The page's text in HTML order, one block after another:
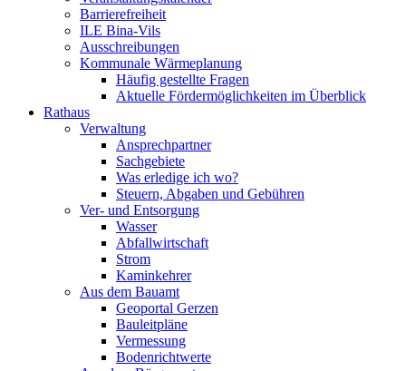
Barrierefreiheit
ILE Bina-Vils
Ausschreibungen
Kommunale Wärmeplanung
Häufig gestellte Fragen
Aktuelle Fördermöglichkeiten im Überblick
Rathaus
Verwaltung
Ansprechpartner
Sachgebiete
Was erledige ich wo?
Steuern, Abgaben und Gebühren
Ver- und Entsorgung
Wasser
Abfallwirtschaft
Strom
Kaminkehrer
Aus dem Bauamt
Geoportal Gerzen
Bauleitpläne
Vermessung
Bodenrichtwerte